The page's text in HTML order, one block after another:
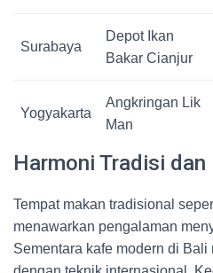
Surabaya
Depot Ikan
Bakar Cianjur
Yogyakarta
Angkringan Lik
Man
Harmoni Tradisi dan
Tempat makan tradisional
menawarkan pengalaman
Sementara kafe modern di Bali